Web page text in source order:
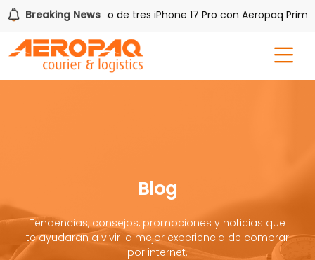
Breaking News
Gana uno de tres iPhone 17 Pro con Aeropaq Prime
Blog
Tendencias, consejos, promociones y noticias que
te ayudaran a vivir la mejor experiencia de comprar
por internet.